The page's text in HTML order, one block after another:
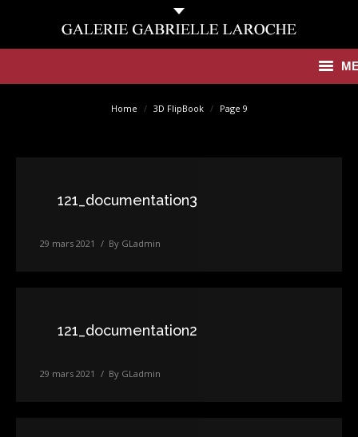
Antiquités
Presse
Contact
Home 3D FlipBook Page 9
121_documentation3
29 mars 2021 By GLadmin
121_documentation2
29 mars 2021 By GLadmin